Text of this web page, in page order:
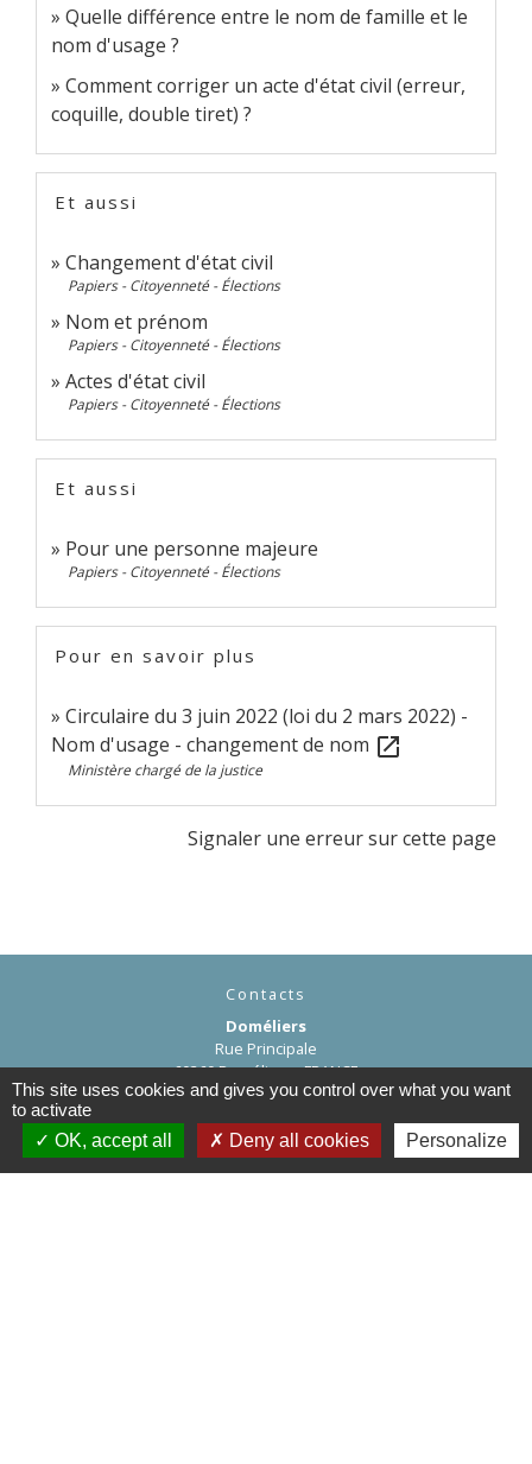
Quelle différence entre le nom de famille et le
nom d'usage ?
Comment corriger un acte d'état civil (erreur,
coquille, double tiret) ?
Et aussi
Changement d'état civil
Papiers - Citoyenneté - Élections
Nom et prénom
Papiers - Citoyenneté - Élections
Actes d'état civil
Papiers - Citoyenneté - Élections
Et aussi
Pour une personne majeure
Papiers - Citoyenneté - Élections
Pour en savoir plus
Circulaire du 3 juin 2022 (loi du 2 mars 2022) -
Nom d'usage - changement de nom open_in_new
Ministère chargé de la justice
Signaler une erreur sur cette page
Contacts
Doméliers
Rue Principale
60360 Doméliers - FRANCE
+33 3 44 82 96 70
Contact par formulaire
This site uses cookies and gives you control over what you want
to activate
OK, accept all
Deny all cookies Personalize